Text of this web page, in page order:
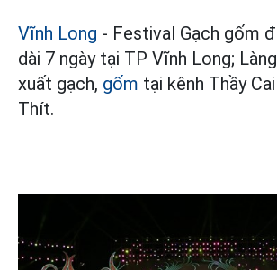
Vĩnh Long - Festival Gạch gốm
dài 7 ngày tại TP Vĩnh Long;
xuất gạch, gốm tại kênh Thầy
Thít.